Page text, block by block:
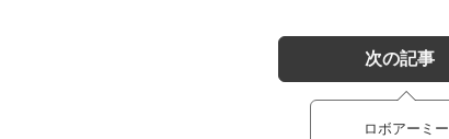
次の記事
ロボアーミー